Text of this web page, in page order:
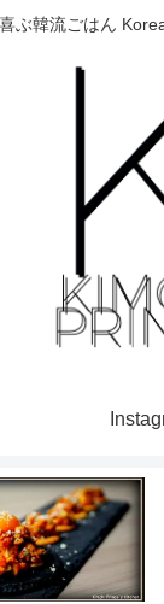
ぶ韓流ごはん